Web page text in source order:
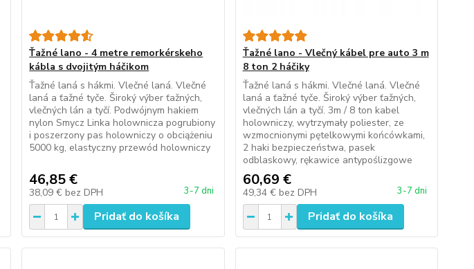
Ťažné lano - 4 metre remorkérskeho
kábla s dvojitým háčikom
Ťažné laná s hákmi. Vlečné laná. Vlečné
laná a ťažné tyče. Široký výber ťažných,
vlečných lán a tyčí. Podwójnym hakiem
nylon Smycz Linka holownicza pogrubiony
i poszerzony pas holowniczy o obciążeniu
5000 kg, elastyczny przewód holowniczy
46,85 €
38,09 € bez DPH 3-7 dni
Pridať do košíka
Ťažné lano - Vlečný kábel pre auto 3 m
8 ton 2 háčiky
Ťažné laná s hákmi. Vlečné laná. Vlečné
laná a ťažné tyče. Široký výber ťažných,
vlečných lán a tyčí. 3m / 8 ton kabel
holowniczy, wytrzymały poliester, ze
wzmocnionymi pętelkowymi końcówkami,
2 haki bezpieczeństwa, pasek
odblaskowy, rękawice antypoślizgowe
60,69 €
49,34 € bez DPH 3-7 dni
Pridať do košíka